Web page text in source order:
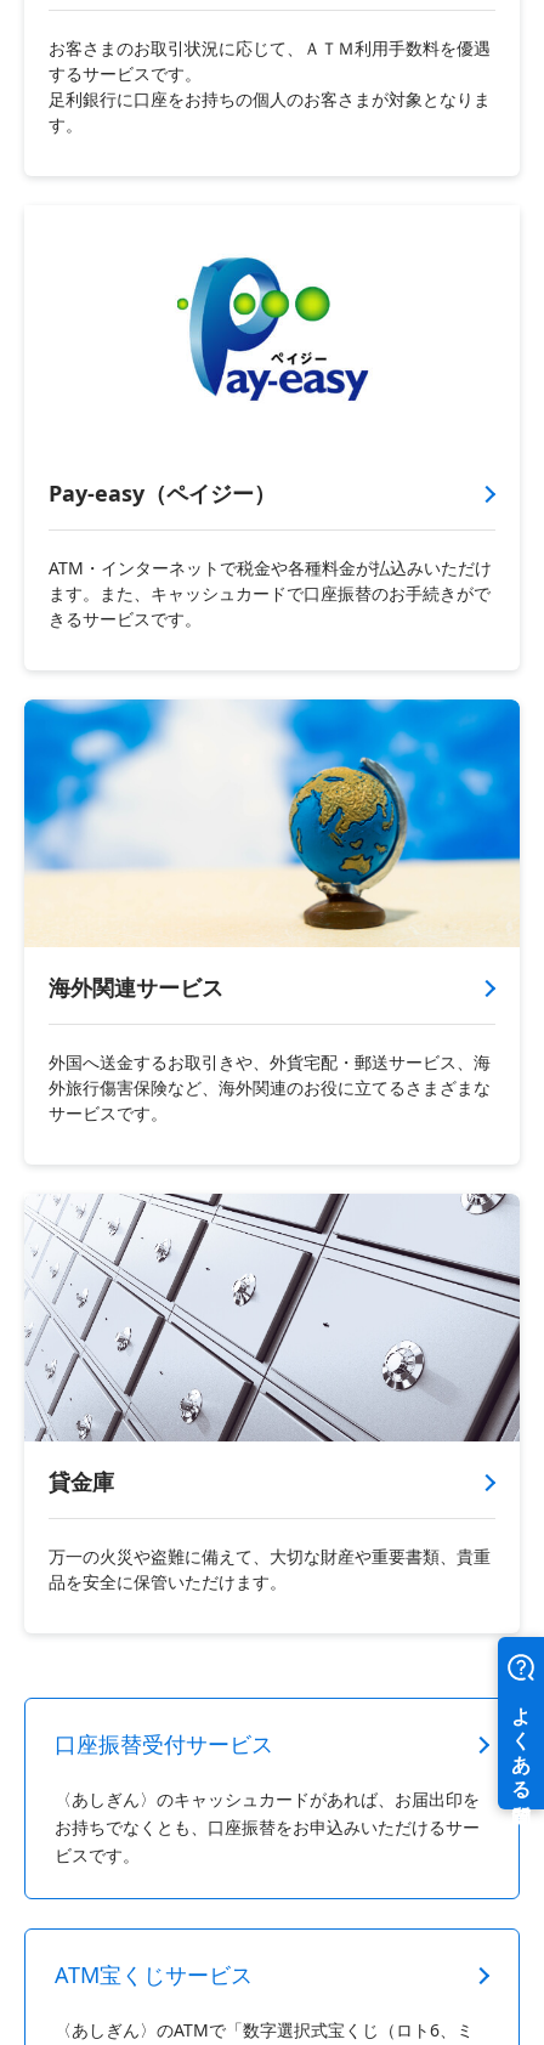
お客さまのお取引状況に応じて、ＡＴＭ利用手数料を優遇
するサービスです。
足利銀行に口座をお持ちの個人のお客さまが対象となりま
す。
Pay-easy（ペイジー）
ATM・インターネットで税金や各種料金が払込みいただけ
ます。また、キャッシュカードで口座振替のお手続きがで
きるサービスです。
海外関連サービス
外国へ送金するお取引きや、外貨宅配・郵送サービス、海
外旅行傷害保険など、海外関連のお役に立てるさまざまな
サービスです。
貸金庫
万一の火災や盗難に備えて、大切な財産や重要書類、貴重
品を安全に保管いただけます。
口座振替受付サービス
〈あしぎん〉のキャッシュカードがあれば、お届出印を
お持ちでなくとも、口座振替をお申込みいただけるサー
ビスです。
ATM宝くじサービス
〈あしぎん〉のATMで「数字選択式宝くじ（ロト6、ミ